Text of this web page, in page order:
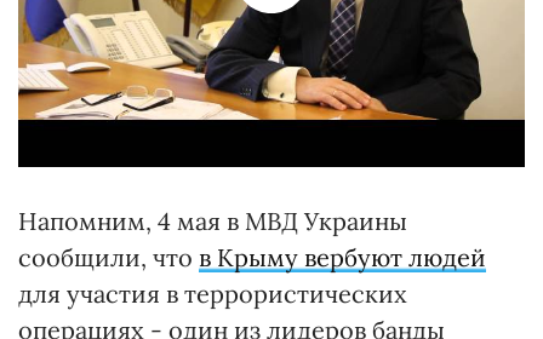
Напомним, 4 мая в МВД Украины
сообщили, что в Крыму вербуют людей
для участия в террористических
операциях - один из лидеров банды